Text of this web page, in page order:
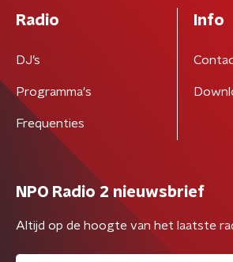
Radio
DJ’s
Programma's
Frequenties
Info
NPO Radio 2 nieuwsbrief
Altijd op de hoogte van het laatste